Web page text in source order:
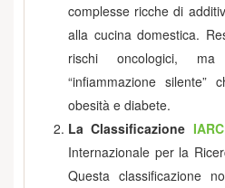
complesse ricche di
alla cucina domestica.
rischi oncologici,
“infiammazione
obesità e diabete.
La Classificazione IARC
Internazionale per la
Questa classificazione